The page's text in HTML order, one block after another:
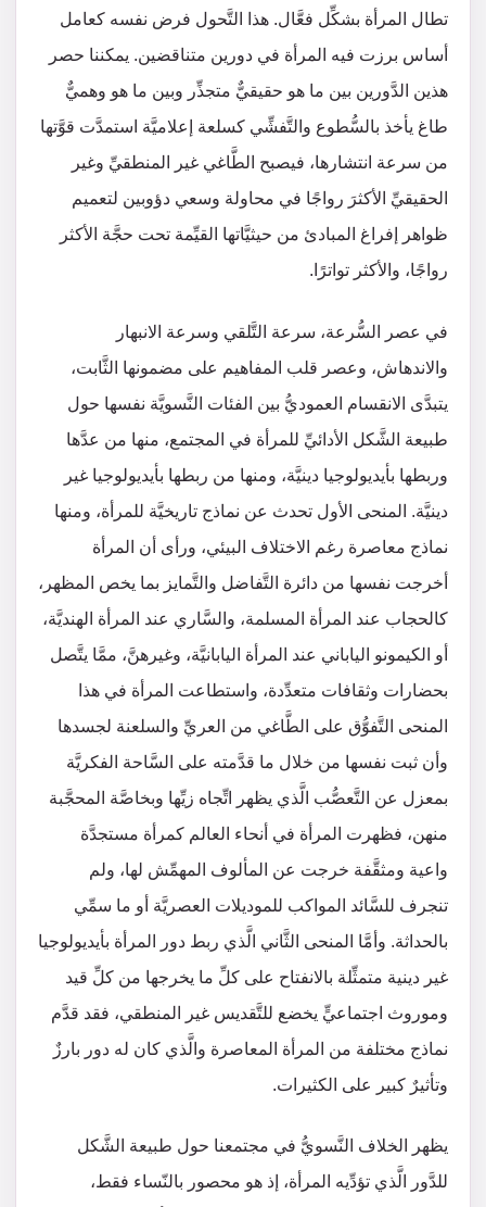
تطال المرأة بشكِّل فعَّال. هذا التَّحول فرض نفسه كعامل
أساس برزت فيه المرأة في دورين متناقضين. يمكننا حصر
هذين الدَّورين بين ما هو حقيقيٌّ متجذِّر وبين ما هو وهميٌّ
طاغ يأخذ بالسُّطوع والتَّفشِّي كسلعة إعلاميَّة استمدَّت قوَّتها
من سرعة انتشارها، فيصبح الطَّاغي غير المنطقيِّ وغير
الحقيقيِّ الأكثرَ رواجًا في محاولة وسعي دؤوبين لتعميم
ظواهر إفراغ المبادئ من حيثيَّاتها القيِّمة تحت حجَّة الأكثر
رواجًا، والأكثر تواترًا.
في عصر السُّرعة، سرعة التَّلقي وسرعة الانبهار
والاندهاش، وعصر قلب المفاهيم على مضمونها الثَّابت،
يتبدَّى الانقسام العموديُّ بين الفئات النَّسويَّة نفسها حول
طبيعة الشَّكل الأدائيِّ للمرأة في المجتمع، منها من عدَّها
وربطها بأيديولوجيا دينيَّة، ومنها من ربطها بأيديولوجيا غير
دينيَّة. المنحى الأول تحدث عن نماذج تاريخيَّة للمرأة، ومنها
نماذج معاصرة رغم الاختلاف البيئي، ورأى أن المرأة
أخرجت نفسها من دائرة التَّفاضل والتَّمايز بما يخص المظهر،
كالحجاب عند المرأة المسلمة، والسَّاري عند المرأة الهنديَّة،
أو الكيمونو الياباني عند المرأة اليابانيَّة، وغيرهنَّ، ممَّا يتَّصل
بحضارات وثقافات متعدِّدة، واستطاعت المرأة في هذا
المنحى التَّفوُّق على الطَّاغي من العريِّ والسلعنة لجسدها
وأن ثبت نفسها من خلال ما قدَّمته على السَّاحة الفكريَّة
بمعزل عن التَّعصُّب الَّذي يظهر اتِّجاه زيِّها وبخاصَّة المحجَّبة
منهن، فظهرت المرأة في أنحاء العالم كمرأة مستجدَّة
واعية ومثقَّفة خرجت عن المألوف المهمِّش لها، ولم
تنجرف للسَّائد المواكب للموديلات العصريَّة أو ما سمِّي
بالحداثة. وأمَّا المنحى الثَّاني الَّذي ربط دور المرأة بأيديولوجيا
غير دينية متمثِّلة بالانفتاح على كلِّ ما يخرجها من كلِّ قيد
وموروث اجتماعيٍّ يخضع للتَّقديس غير المنطقي، فقد قدَّم
نماذج مختلفة من المرأة المعاصرة والَّذي كان له دور بارزٌ
وتأثيرٌ كبير على الكثيرات.
يظهر الخلاف النَّسويُّ في مجتمعنا حول طبيعة الشَّكل
للدَّور الَّذي تؤدِّيه المرأة، إذ هو محصور بالنّساء فقط،